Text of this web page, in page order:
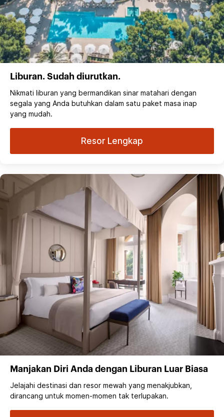
Liburan. Sudah diurutkan.
Nikmati liburan yang bermandikan sinar matahari dengan
segala yang Anda butuhkan dalam satu paket masa inap
yang mudah.
Resor Lengkap
Manjakan Diri Anda dengan Liburan Luar Biasa
Jelajahi destinasi dan resor mewah yang menakjubkan,
dirancang untuk momen-momen tak terlupakan.